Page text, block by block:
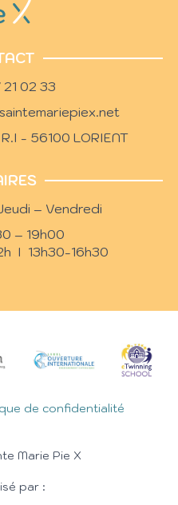
02 33
- 56100 LORIENT
– Vendredi
– 19h00
I 13h30-16h30
de confidentialité
Marie Pie X
par :